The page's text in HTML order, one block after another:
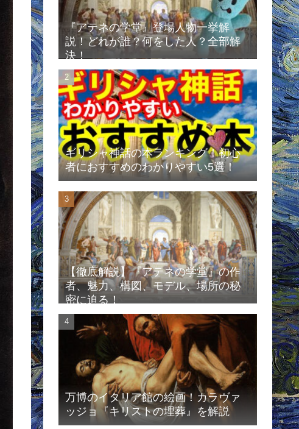
『アテネの学堂』登場人物一挙解
説！どれが誰？何をした人？全部解
決！
ギリシャ神話の本ランキング！初心
者におすすめのわかりやすい5選！
【徹底解説】『アテネの学堂』の作
者、魅力、構図、モデル、場所の秘
密に迫る！
万博のイタリア館の絵画！カラヴァ
ッジョ『キリストの埋葬』を解説